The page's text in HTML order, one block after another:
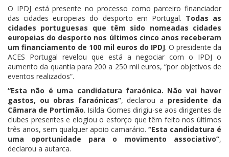
O IPDJ está presente no processo como parceiro financiador
das cidades europeias do desporto em Portugal. Todas as
cidades portuguesas que têm sido nomeadas cidades
europeias do desporto nos últimos cinco anos receberam
um financiamento de 100 mil euros do IPDJ. O presidente da
ACES Portugal revelou que está a negociar com o IPDJ o
aumento da quantia para 200 a 250 mil euros, “por objetivos de
eventos realizados”.
“Esta não é uma candidatura faraónica. Não vai haver
gastos, ou obras faraónicas”, declarou a presidente da
Câmara de Portimão. Isilda Gomes dirigiu-se aos dirigentes de
clubes presentes e elogiou o esforço que têm feito nos últimos
três anos, sem qualquer apoio camarário. “Esta candidatura é
uma oportunidade para o movimento associativo”,
declarou a autarca.